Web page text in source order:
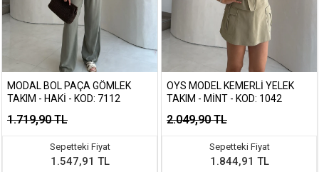
MODAL BOL PAÇA GÖMLEK
TAKIM - HAKI - KOD: 7112
1.719,90 TL
Sepetteki Fiyat
1.547,91 TL
OYS MODEL KEMERLI YELEK
TAKIM - MINT - KOD: 1042
2.049,90 TL
Sepetteki Fiyat
1.844,91 TL